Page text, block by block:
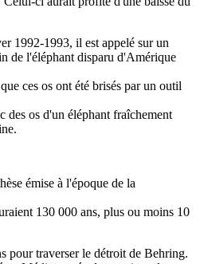
1992-1993, il est appelé sur un
de l'éléphant disparu d'Amérique
ces os ont été brisés par un outil
des os d'un éléphant fraîchement
émise à l'époque de la
130 000 ans, plus ou moins 10
pour traverser le détroit de Behring.